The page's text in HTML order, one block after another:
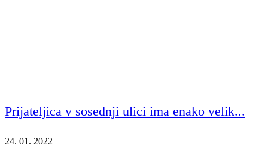
Prijateljica v sosednji ulici ima enako velik...
24. 01. 2022